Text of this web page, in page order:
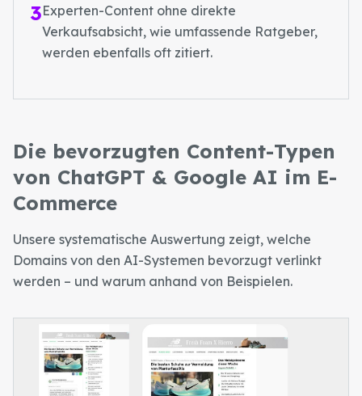
3Experten-Content ohne direkte
Verkaufsabsicht, wie umfassende Ratgeber,
werden ebenfalls oft zitiert.
Die bevorzugten Content-Typen
von ChatGPT & Google AI im E-
Commerce
Unsere systematische Auswertung zeigt, welche
Domains von den AI-Systemen bevorzugt verlinkt
werden – und warum anhand von Beispielen.